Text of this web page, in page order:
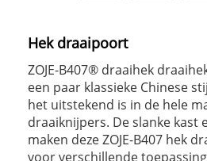
Hek draaipoort
ZOJE-B407® draaihek
een paar klassieke Chinese
het uitstekend is in de hele
draaiknijpers. De slanke kast
maken deze ZOJE-B407 hek
voor verschillende